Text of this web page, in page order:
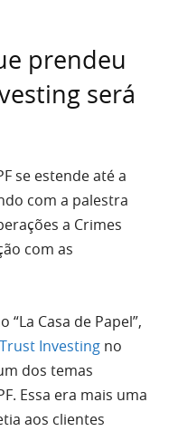
prendeu
será
se estende até a
com a palestra
a Crimes
com as
Casa de Papel”,
Investing no
dos temas
Essa era mais uma
aos clientes